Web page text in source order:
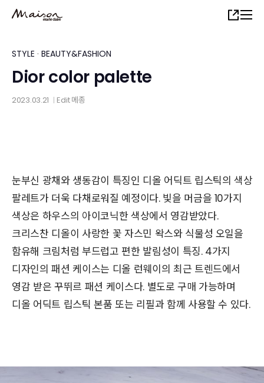
content
Share
STYLE · BEAUTY&FASHION
Dior color palette
2023.03.21 Edit메종
눈부신 광채와 생동감이 특징인 디올 어딕트 립스틱의 색상
팔레트가 더욱 다채로워질 예정이다. 빛을 머금을 10가지
색상은 하우스의 아이코닉한 색상에서 영감받았다.
크리스찬 디올이 사랑한 꽃 자스민 왁스와 식물성 오일을
함유해 크림처럼 부드럽고 편한 발림성이 특징. 4가지
디자인의 패션 케이스는 디올 런웨이의 최근 트렌드에서
영감 받은 꾸뛰르 패션 케이스다. 별도로 구매 가능하며
디올 어딕트 립스틱 본품 또는 리필과 함께 사용할 수 있다.